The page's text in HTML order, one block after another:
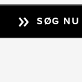
SØG NU